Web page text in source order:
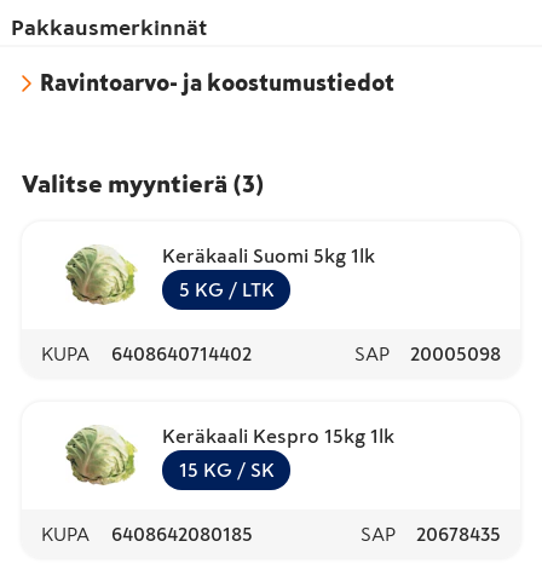
Pakkausmerkinnät
Ravintoarvo- ja koostumustiedot
Valitse myyntierä (3)
Keräkaali Suomi 5kg 1lk
5 KG / LTK
KUPA 6408640714402 SAP 20005098
Keräkaali Kespro 15kg 1lk
15 KG / SK
KUPA 6408642080185 SAP 20678435